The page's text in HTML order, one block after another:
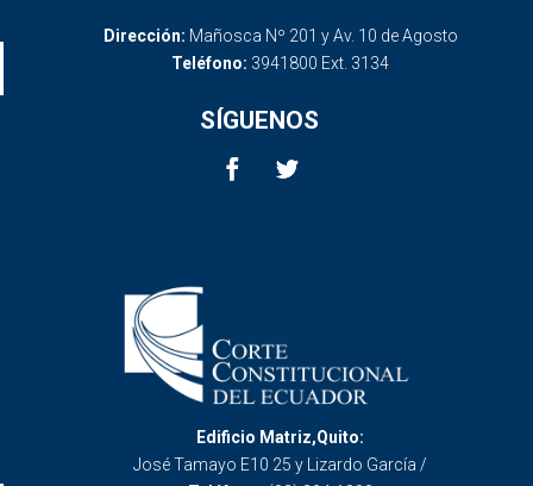
Dirección: Mañosca Nº 201 y Av. 10 de Agosto
Teléfono: 3941800 Ext. 3134
SÍGUENOS
Edificio Matriz,Quito:
José Tamayo E10 25 y Lizardo García /